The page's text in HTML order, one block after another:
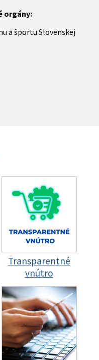
orgány:
a športu Slovenskej
Transparentné
vnútro